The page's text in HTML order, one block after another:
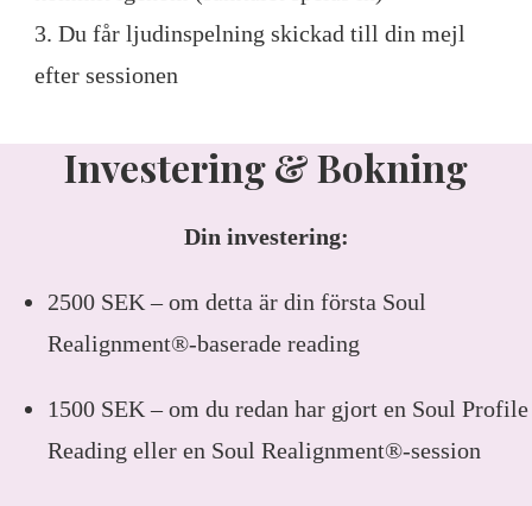
3. Du får ljudinspelning skickad till din mejl
efter sessionen
Investering & Bokning
Din investering:
2500 SEK – om detta är din första Soul
Realignment®-baserade reading
1500 SEK – om du redan har gjort en Soul Profile
Reading eller en Soul Realignment®-session